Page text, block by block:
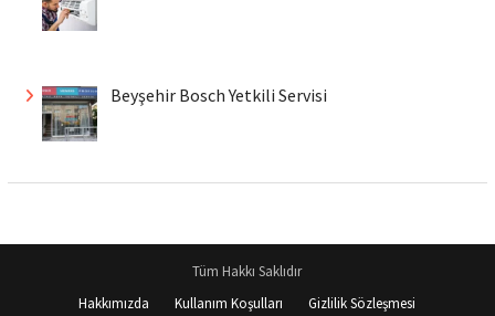
Beyşehir Bosch Yetkili Servisi
Tüm Hakkı Saklıdır
Hakkımızda
Kullanım Koşulları Gizlilik Sözleşmesi